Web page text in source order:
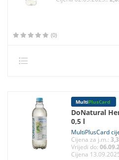
(0)
MultiPlusCard
DoNatural
0,5 l
MultiPlusCard
Cijena za j.m.:
Vrijedi do:
Cijena